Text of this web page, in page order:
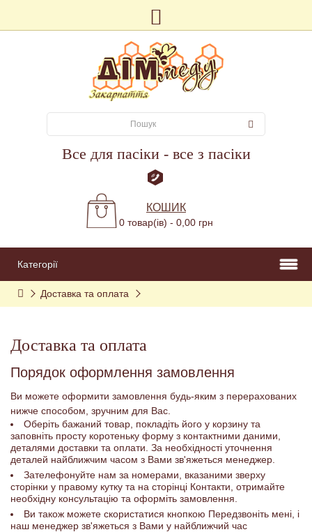
Все для пасіки - все з пасіки
КОШИК
0 товар(ів) - 0,00 грн
Категорії
Доставка та оплата
Доставка та оплата
Порядок оформлення замовлення
Ви можете оформити замовлення будь-яким з перерахованих
нижче способом, зручним для Вас.
Оберіть бажаний товар, покладіть його у корзину та
заповніть просту коротеньку форму з контактними даними,
деталями доставки та оплати. За необхідності уточнення
деталей найближчим часом з Вами зв'яжеться менеджер.
Зателефонуйте нам за номерами, вказаними зверху
сторінки у правому кутку та на сторінці Контакти, отримайте
необхідну консультацію та оформіть замовлення.
Ви також можете скористатися кнопкою Передзвоніть мені, і
наш менеджер зв'яжеться з Вами у найближчий час